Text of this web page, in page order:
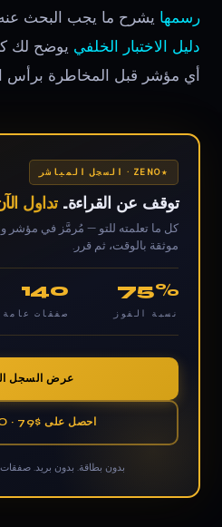
رسمها يشرح ما يجب البحث عنه
دليل الاختبار الخلفي يوضح لك
أي مؤشر قبل المخاطرة برأس
ZENO · السجل المباشر
توقف عن القراءة.تداول
كل ما تعلمته للتو — مُرمَّز في مؤشر
موثقة بالوقت، ثم قرر.
75%
نسبة الفوز
140
صفقات عامة
عرض السجل
احصل على ZENO · 79$/شهر
بدون بطاقة. بدون بريد. صفقات